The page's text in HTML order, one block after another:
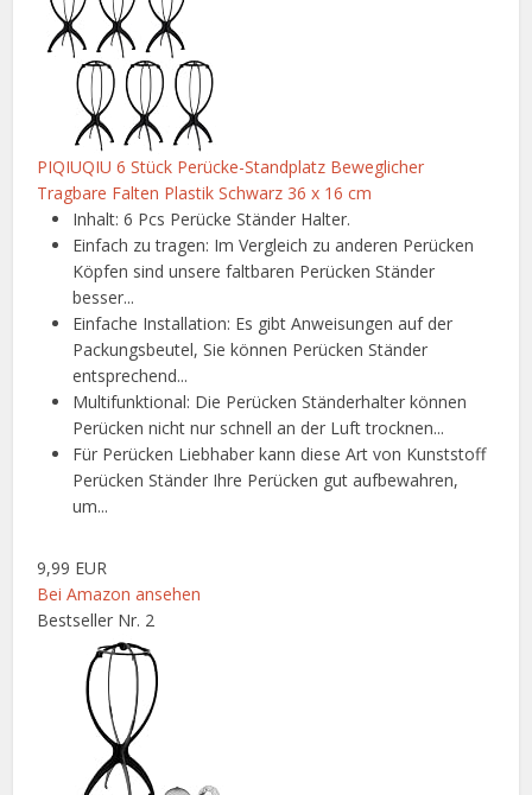
PIQIUQIU 6 Stück Perücke-Standplatz Beweglicher
Tragbare Falten Plastik Schwarz 36 x 16 cm
Inhalt: 6 Pcs Perücke Ständer Halter.
Einfach zu tragen: Im Vergleich zu anderen Perücken
Köpfen sind unsere faltbaren Perücken Ständer
besser...
Einfache Installation: Es gibt Anweisungen auf der
Packungsbeutel, Sie können Perücken Ständer
entsprechend...
Multifunktional: Die Perücken Ständerhalter können
Perücken nicht nur schnell an der Luft trocknen...
Für Perücken Liebhaber kann diese Art von Kunststoff
Perücken Ständer Ihre Perücken gut aufbewahren,
um...
9,99 EUR
Bei Amazon ansehen
Bestseller Nr. 2